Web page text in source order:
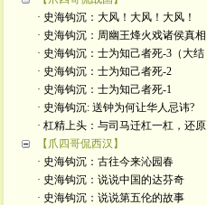
· 史海钩沉：大风！大风！大风！
· 史海钩沉：周幽王烽火戏诸侯真相
· 史海钩沉：士为知己者死-3（大结
· 史海钩沉：士为知己者死-2
· 史海钩沉：士为知己者死-1
· 史海钩沉: 送钟为何让华人忌讳?
· 杠精上头：与司马迁杠一杠，还原
【爪四哥侃西汉】
· 史海钩沉：古往今来沁园春
· 史海钩沉：说说中国的达芬奇
· 史海钩沉：说说第五伦的故事